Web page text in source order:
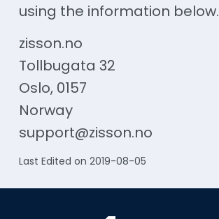
using the information below.
zisson.no
Tollbugata 32
Oslo, 0157
Norway
support@zisson.no
Last Edited on 2019-08-05